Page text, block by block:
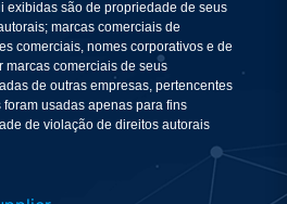
exibidas são de propriedade de seus
marcas comerciais de
comerciais, nomes corporativos e de
marcas comerciais de seus
de outras empresas, pertencentes
usadas apenas para fins
de violação de direitos autorais